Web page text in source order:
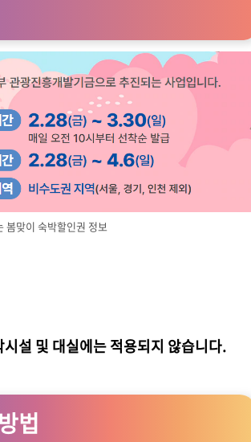
봄맞이 숙박할인권 정보
설 및 대실에는 적용되지 않습니다.
법